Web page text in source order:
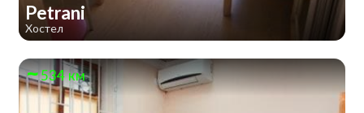
Petrani
Хостел
534 км